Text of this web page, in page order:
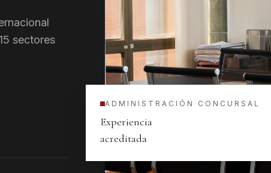
sectores
ADMINISTRACIÓN CONCURSAL
Experiencia
acreditada